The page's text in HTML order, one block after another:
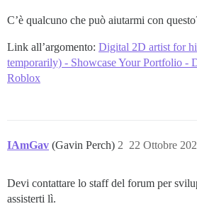
C’è qualcuno che può aiutarmi con
Link all’argomento: Digital 2D artist for
temporarily) - Showcase Your Portfolio -
Roblox
IAmGav (Gavin Perch) 22 Ottobre
2
Devi contattare lo staff del forum per
assisterti lì.